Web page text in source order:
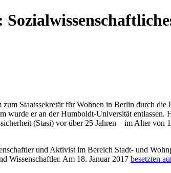
Staatssekretär für Wohnen in Berlin durch
wurde er an der Humboldt-Universität
(Stasi) vor über 25 Jahren – im Alter von
und Aktivist im Bereich Stadt- und
Wissenschaftler. Am 18. Januar 2017 besetzten